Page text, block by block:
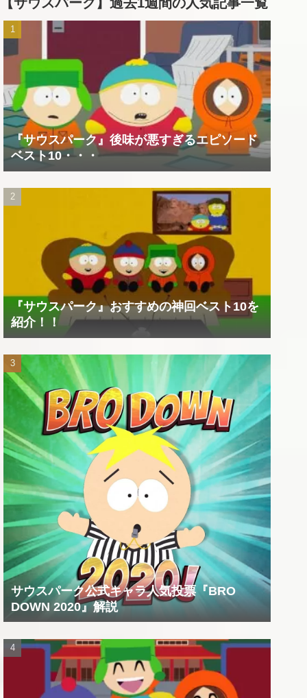
『サウスパーク』後味が悪すぎるエピソード
ベスト10・・・
『サウスパーク』おすすめの神回ベスト10を
紹介！！
サウスパーク公式キャラ人気投票『BRO
DOWN 2020』解説